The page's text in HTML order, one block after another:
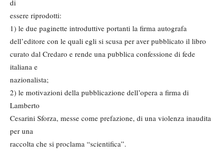
di
essere riprodotti:
1) le due paginette introduttive portanti la firma autografa
dell’editore con le quali egli si scusa per aver pubblicato il libro
curato dal Credaro e rende una pubblica confessione di fede
italiana e
nazionalista;
2) le motivazioni della pubblicazione dell’opera a firma di
Lamberto
Cesarini Sforza, messe come prefazione, di una violenza inaudita
per una
raccolta che si proclama “scientifica”.